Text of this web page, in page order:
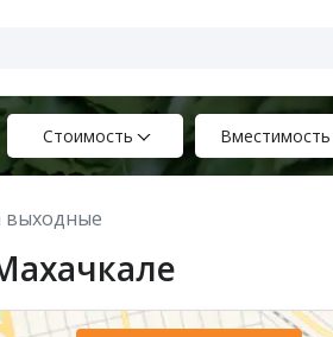
Стоимость Вместимость
выходные